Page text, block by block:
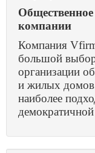
компании
Компания
большой
организации
и жилых
наиболее